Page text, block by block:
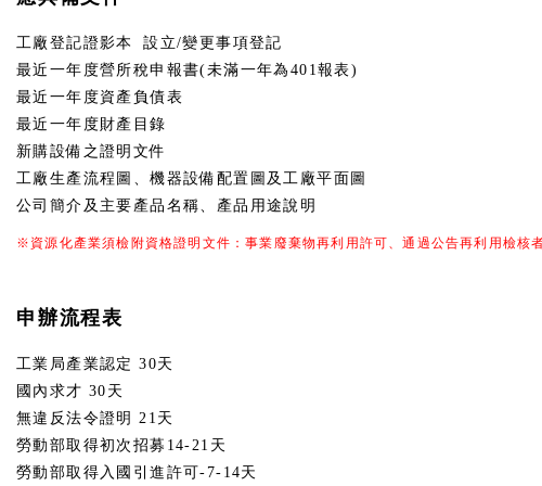
工廠登記證影本 設立/變更事項登記
最近一年度營所稅申報書(未滿一年為401報表)
最近一年度資產負債表
最近一年度財產目錄
新購設備之證明文件
工廠生產流程圖、機器設備配置圖及工廠平面圖
公司簡介及主要產品名稱、產品用途說明
※資源化產業須檢附資格證明文件：事業廢棄物再利用許可、通過公告再利用檢核
申辦流程表
工業局產業認定 30天
國內求才 30天
無違反法令證明 21天
勞動部取得初次招募14-21天
勞動部取得入國引進許可-7-14天